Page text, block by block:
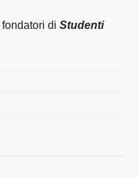
fondatori diStudenti